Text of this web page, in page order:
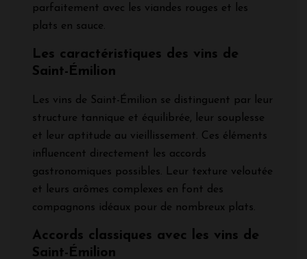
parfaitement avec les viandes rouges et les
plats en sauce.
Les caractéristiques des vins de
Saint-Émilion
Les vins de Saint-Émilion se distinguent par leur
structure tannique et équilibrée, leur souplesse
et leur aptitude au vieillissement. Ces éléments
influencent directement les accords
gastronomiques possibles. Leur texture veloutée
et leurs arômes complexes en font des
compagnons idéaux pour de nombreux plats.
Accords classiques avec les vins de
Saint-Émilion